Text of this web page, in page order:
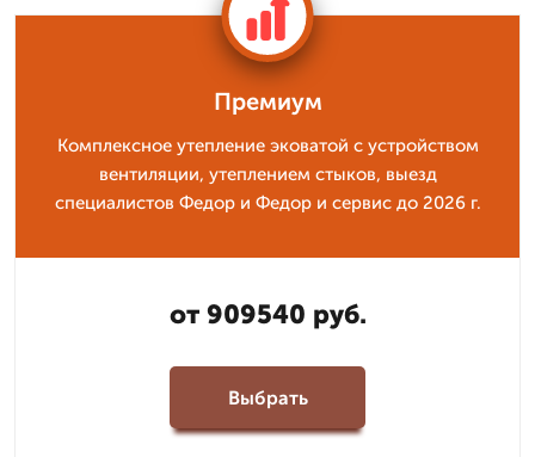
Премиум
Комплексное утепление эковатой с устройством
вентиляции, утеплением стыков, выезд
специалистов Федор и Федор и сервис до 2026 г.
от 909540 руб.
Выбрать